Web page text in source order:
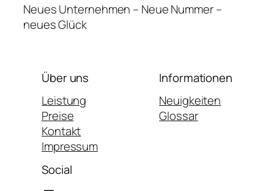
Neues Unternehmen – Neue Nummer –
neues Glück
Über uns
Leistung
Preise
Kontakt
Impressum
Informationen
Neuigkeiten
Glossar
Social